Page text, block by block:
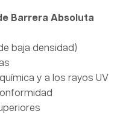
Barrera Absoluta
baja densidad)
y a los rayos UV